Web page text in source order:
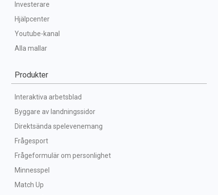
Investerare
Hjälpcenter
Youtube-kanal
Alla mallar
Produkter
Interaktiva arbetsblad
Byggare av landningssidor
Direktsända spelevenemang
Frågesport
Frågeformulär om personlighet
Minnesspel
Match Up